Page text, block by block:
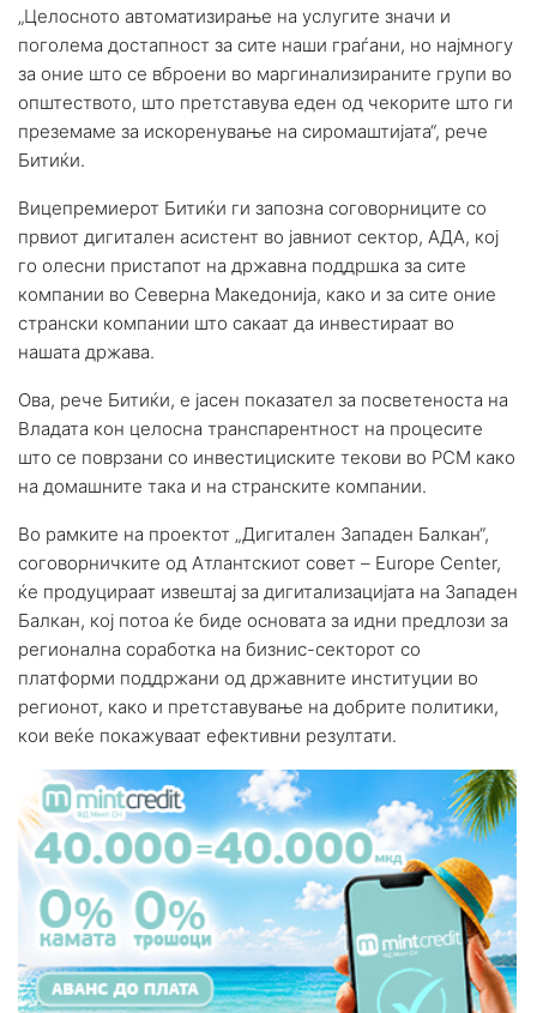
„Целосното автоматизирање на услугите значи и
поголема достапност за сите наши граѓани, но најмногу
за оние што се вброени во маргинализираните групи во
општеството, што претставува еден од чекорите што ги
преземаме за искоренување на сиромаштијата“, рече
Битиќи.
Вицепремиерот Битиќи ги запозна соговорниците со
првиот дигитален асистент во јавниот сектор, АДА, кој
го олесни пристапот на државна поддршка за сите
компании во Северна Македонија, како и за сите оние
странски компании што сакаат да инвестираат во
нашата држава.
Ова, рече Битиќи, е јасен показател за посветеноста на
Владата кон целосна транспарентност на процесите
што се поврзани со инвестициските текови во РСМ како
на домашните така и на странските компании.
Во рамките на проектот „Дигитален Западен Балкан“,
соговорничките од Атлантскиот совет – Europe Center,
ќе продуцираат извештај за дигитализацијата на Западен
Балкан, кој потоа ќе биде основата за идни предлози за
регионална соработка на бизнис-секторот со
платформи поддржани од државните институции во
регионот, како и претставување на добрите политики,
кои веќе покажуваат ефективни резултати.